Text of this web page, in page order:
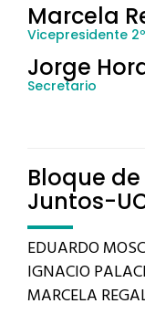
Marcela
Vicepresidente 2º
Jorge
Secretario
Bloque
Juntos-
EDUARDO
IGNACIO
MARCELA